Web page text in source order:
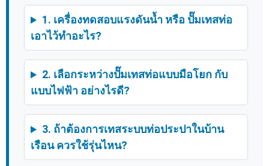
1. เครื่องทดสอบแรงดันน้ำ หรือ ปั๊มเทสท่อ
เอาไว้ทำอะไร?
2. เลือกระหว่างปั๊มเทสท่อแบบมือโยก กับ
แบบไฟฟ้า อย่างไรดี?
3. ถ้าต้องการเทสระบบท่อประปาในบ้าน
เรือน ควรใช้รุ่นไหน?